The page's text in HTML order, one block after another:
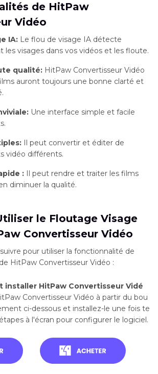
de HitPaw
Vidéo
IA: Le flou de visage IA détecte
visages dans vos vidéos et les floute.
qualité: HitPaw Convertisseur Vidéo
auront toujours une bonne clarté et
Une interface simple et facile
Il peut convertir et éditer de
vidéo différents.
: Il peut rendre et traiter les films
diminuer la qualité.
le Floutage Visage
Convertisseur Vidéo
pour utiliser la fonctionnalité de
HitPaw Convertisseur Vidéo :
installer HitPaw Convertisseur Vidé
Convertisseur Vidéo à partir du bou
ci-dessous et installez-le une fois te
à l'écran pour configurer le logiciel.